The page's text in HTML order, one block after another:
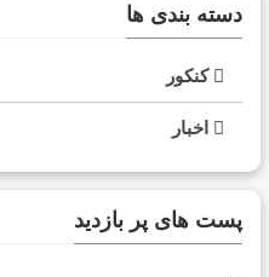
دسته بندی ها
کنکور
اخبار
پست های پر بازدید